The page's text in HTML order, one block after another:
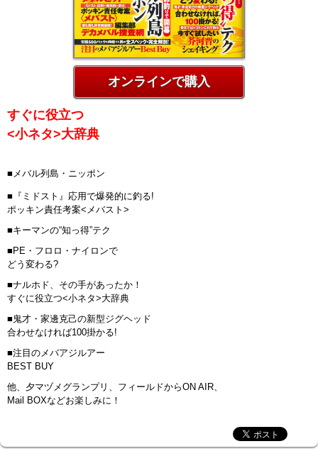
オンラインで購入
すぐに役立つ
<小ネタ>大辞典
■メバル列島・ニッポン
■『ミドスト』応用で爆発的に釣る!
ポッキン責任考案<メバスト>
■キーマンの“知っ得”テク
■PE・フロロ・ナイロンで
どう変わる?
■ナルホド、その手があったか！
すぐに役立つ<小ネタ>大辞典
■鬼才・家邊克己の新型ジグヘッド
合わせなければ100掛かる!
■注目のメバアジルアー
BEST BUY
他、夕マヅメグランプリ、フィールドからON AIR、
Mail BOXなどお楽しみに！